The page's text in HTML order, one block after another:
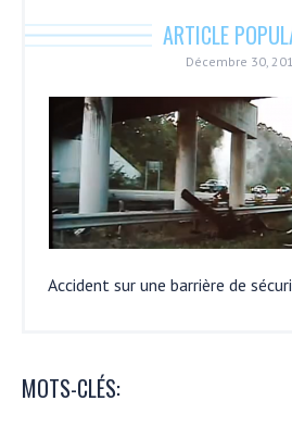
ARTICLE
Décembre 30,
Accident sur une barrière de
MOTS-CLÉS: